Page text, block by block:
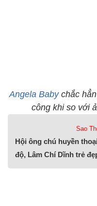
Angela Babychắc
công khi so với
Sao
Hội ông chú huyền
độ, Lâm Chí Dĩnh trẻ